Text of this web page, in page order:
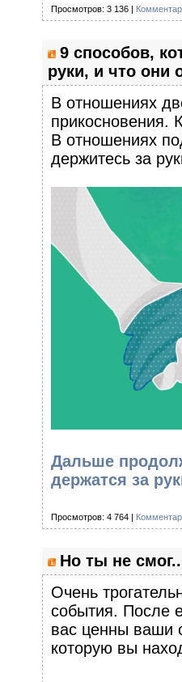
Просмотров: 3 136 |
9 способов,
руки, и что они
В отношениях
прикосновения.
В отношениях
держитесь за
Дальше
держатся за
Просмотров: 4 764 |
Но ты не
Очень
события. После
вас ценны ваши
которую вы